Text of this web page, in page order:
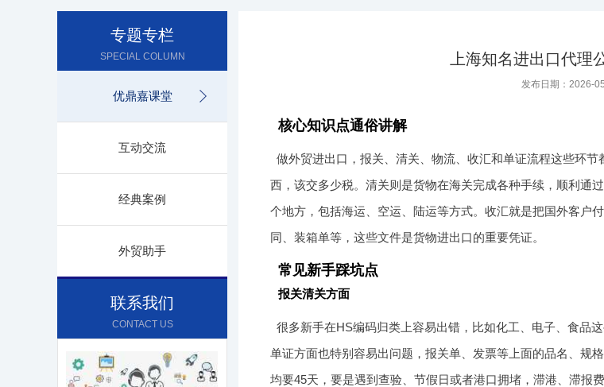
专题专栏
SPECIAL COLUMN
优鼎嘉课堂
互动交流
经典案例
外贸助手
联系我们
CONTACT US
上海知名进出口代理
发布日期：2026-
核心知识点通俗讲解
做外贸进出口，报关、清关、物流、收汇和单证流程这些环
西，该交多少税。清关则是货物在海关完成各种手续，顺利通
个地方，包括海运、空运、陆运等方式。收汇就是把国外客户
同、装箱单等，这些文件是货物进出口的重要凭证。
常见新手踩坑点
报关清关方面
很多新手在HS编码归类上容易出错，比如化工、电子、食品
单证方面也特别容易出问题，报关单、发票等上面的品名、规
均要45天，要是遇到查验、节假日或者港口拥堵，滞港、滞报